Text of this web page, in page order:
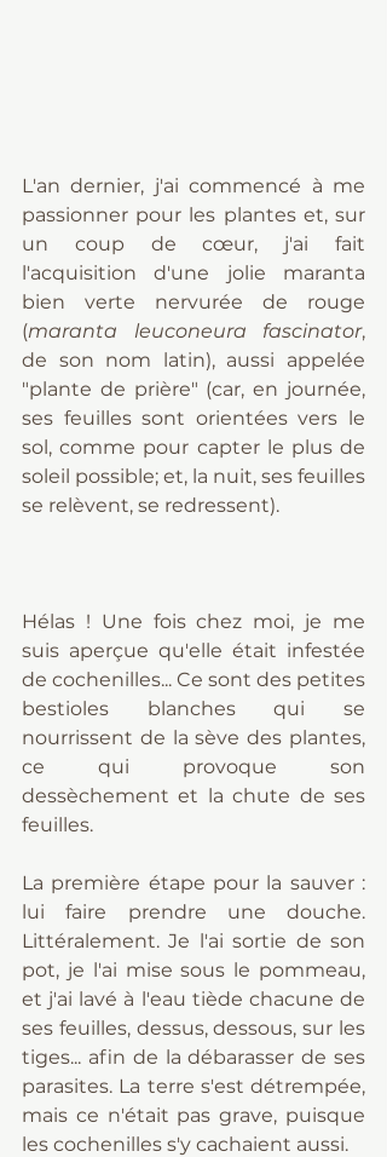
L'an dernier, j'ai commencé à me
passionner pour les plantes et, sur
un coup de cœur, j'ai fait
l'acquisition d'une jolie maranta
bien verte nervurée de rouge
(maranta leuconeura fascinator,
de son nom latin), aussi appelée
"plante de prière" (car, en journée,
ses feuilles sont orientées vers le
sol, comme pour capter le plus de
soleil possible; et, la nuit, ses feuilles
se relèvent, se redressent).
Hélas ! Une fois chez moi, je me
suis aperçue qu'elle était infestée
de cochenilles... Ce sont des petites
bestioles blanches qui se
nourrissent de la sève des plantes,
ce qui provoque son
dessèchement et la chute de ses
feuilles.
La première étape pour la sauver :
lui faire prendre une douche.
Littéralement. Je l'ai sortie de son
pot, je l'ai mise sous le pommeau,
et j'ai lavé à l'eau tiède chacune de
ses feuilles, dessus, dessous, sur les
tiges... afin de la débarasser de ses
parasites. La terre s'est détrempée,
mais ce n'était pas grave, puisque
les cochenilles s'y cachaient aussi.